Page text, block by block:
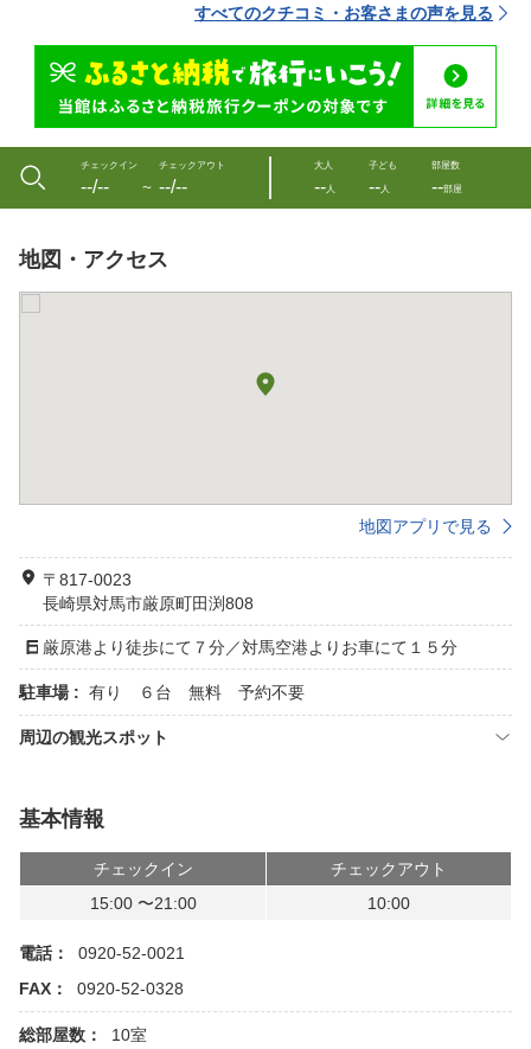
すべてのクチコミ・お客さまの声を見る
チェックイン
--/-- 〜
チェックアウト
--/--
大人
--人
子ども
--人
部屋数
--部屋
地図・アクセス
地図アプリで見る
〒817-0023
長崎県対馬市厳原町田渕808
厳原港より徒歩にて７分／対馬空港よりお車にて１５分
駐車場 : 有り ６台 無料 予約不要
周辺の観光スポット
基本情報
チェックイン
チェックアウト
15:00 〜21:00
10:00
電話：
0920-52-0021
FAX：
0920-52-0328
総部屋数： 10室